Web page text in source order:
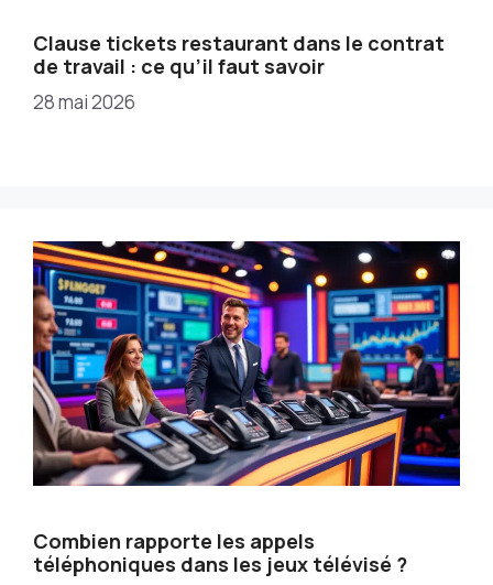
Clause tickets restaurant dans le contrat
de travail : ce qu’il faut savoir
28 mai 2026
Combien rapporte les appels
téléphoniques dans les jeux télévisé ?